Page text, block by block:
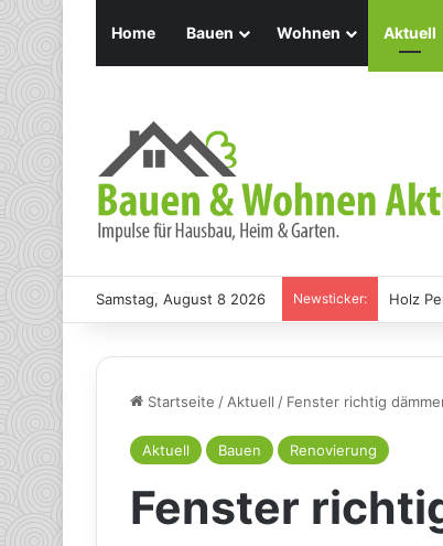
Home Bauen Wohnen Aktuell
Samstag, August 8 2026 Newsticker: Holz
Startseite /Aktuell / Fenster richtig
Aktuell Bauen Renovierung
Fenster